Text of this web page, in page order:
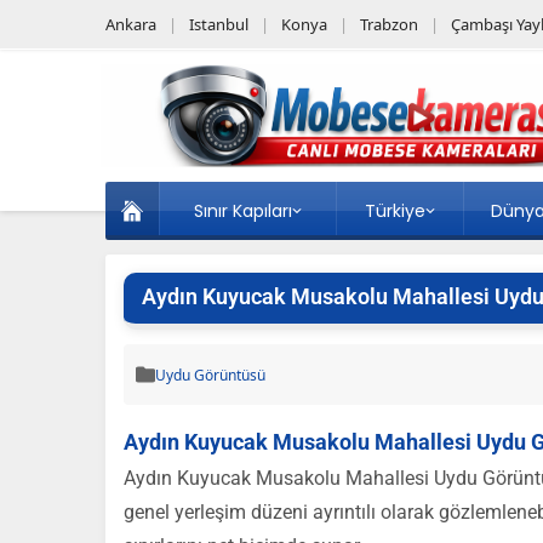
Ankara Istanbul Konya Trabzon Çambaşı
Sınır Kapıları Türkiye
Aydın Kuyucak Musakolu Mahallesi
Uydu Görüntüsü
Aydın Kuyucak Musakolu Mahallesi Uydu
Aydın Kuyucak Musakolu Mahallesi Uydu
genel yerleşim düzeni ayrıntılı olarak